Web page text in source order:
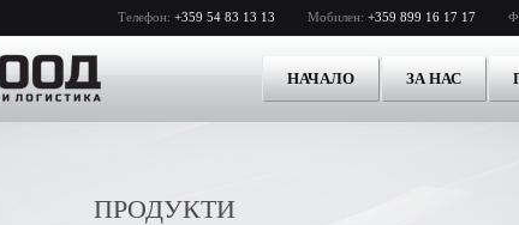
Телефон: +359 54 83 13 13 Мобилен: +359 899 16 17 17
НАЧАЛО ЗА НАС
ПРОДУКТИ